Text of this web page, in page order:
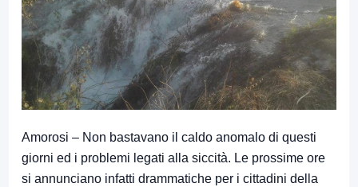
Amorosi – Non bastavano il caldo anomalo di questi
giorni ed i problemi legati alla siccità. Le prossime ore
si annunciano infatti drammatiche per i cittadini della